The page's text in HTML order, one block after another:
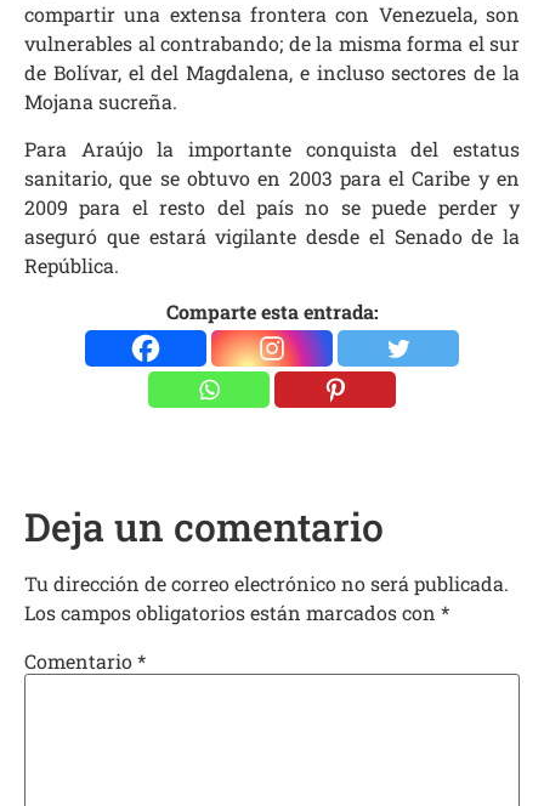
compartir una extensa frontera con Venezuela, son
vulnerables al contrabando; de la misma forma el sur
de Bolívar, el del Magdalena, e incluso sectores de la
Mojana sucreña.
Para Araújo la importante conquista del estatus
sanitario, que se obtuvo en 2003 para el Caribe y en
2009 para el resto del país no se puede perder y
aseguró que estará vigilante desde el Senado de la
República.
Comparte esta entrada:
Deja un comentario
Tu dirección de correo electrónico no será publicada.
Los campos obligatorios están marcados con *
Comentario*